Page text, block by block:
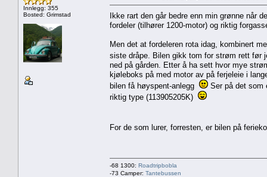
Innlegg: 355
Bosted: Grimstad
Ikke rart den går bedre enn min grønne når
fordeler (tilhører 1200-motor) og riktig
Men det at fordeleren rota idag, kombinert
siste dråpe. Bilen gikk tom for strøm rett før
ned på gården. Etter å ha sett hvor mye
kjøleboks på med motor av på ferjeleie i
bilen få høyspent-anlegg
Ser på det som
riktig type (113905205K)
For de som lurer, forresten, er bilen på
-68 1300: Roadtripbobla
-73 Camper: Tantebussen